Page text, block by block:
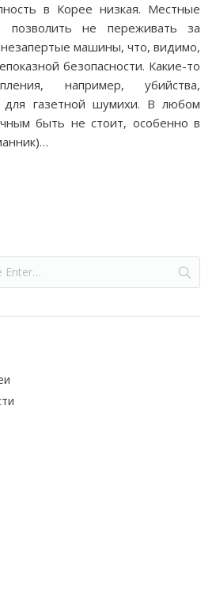
в Корее низкая. Местные
позволить не переживать за
машины, что, видимо,
безопасности. Какие-то
например, убийства,
для газетной шумихи. В любом
быть не стоит, особенно в